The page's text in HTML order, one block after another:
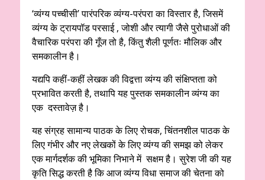
‘व्यंग्य पच्चीसी’ पारंपरिक व्यंग्य-परंपरा का विस्तार है, जिसमें
व्यंग्य के ट्रायपॉड परसाई , जोशी और त्यागी जैसे पुरोधाओं की
वैचारिक परंपरा की गूँज तो है, किंतु शैली पूर्णतः मौलिक और
समकालीन है।
यद्यपि कहीं-कहीं लेखक की विद्वत्ता व्यंग्य की संक्षिप्तता को
प्रभावित करती है, तथापि यह पुस्तक समकालीन व्यंग्य का
एक दस्तावेज़ है।
यह संग्रह सामान्य पाठक के लिए रोचक, चिंतनशील पाठक के
लिए गंभीर और नए लेखकों के लिए व्यंग्य की समझ को लेकर
एक मार्गदर्शक की भूमिका निभाने में सक्षम है। सुरेश जी की यह
कृति सिद्ध करती है कि आज व्यंग्य विधा समाज की चेतना को